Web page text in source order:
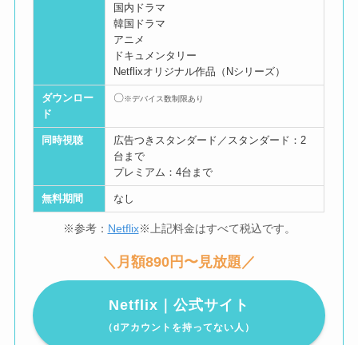
国内ドラマ
韓国ドラマ
アニメ
ドキュメンタリー
Netflixオリジナル作品（Nシリーズ）
ダウンロー
ド
〇※デバイス数制限あり
同時視聴
広告つきスタンダード／スタンダード：2
台まで
プレミアム：4台まで
無料期間 なし
※参考： Netflix※上記料金はすべて税込です。
＼月額890円〜見放題／
Netflix｜公式サイト
（dアカウントを持ってない人）